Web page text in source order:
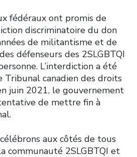
fédéraux ont promis de
discriminatoire du don
de militantisme et de
défenseurs des 2SLGBTQI
L’interdiction a été
canadien des droits
juin 2021, le gouvernement
de mettre fin à
aux côtés de tous
communauté 2SLGBTQI et